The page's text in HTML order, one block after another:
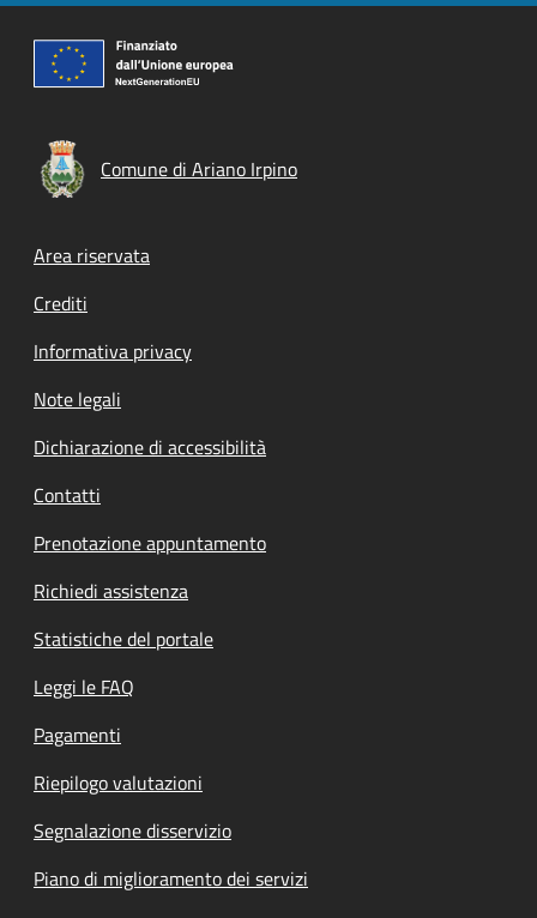
Comune di Ariano Irpino
Footer menu
Area riservata
Crediti
Informativa privacy
Note legali
Dichiarazione di accessibilità
Contatti
Prenotazione appuntamento
Richiedi assistenza
Statistiche del portale
Leggi le FAQ
Pagamenti
Riepilogo valutazioni
Segnalazione disservizio
Piano di miglioramento dei servizi